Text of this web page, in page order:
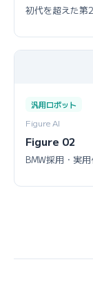
初代を超えた第
汎用ロボット
Figure AI
Figure 02
BMW採用・実